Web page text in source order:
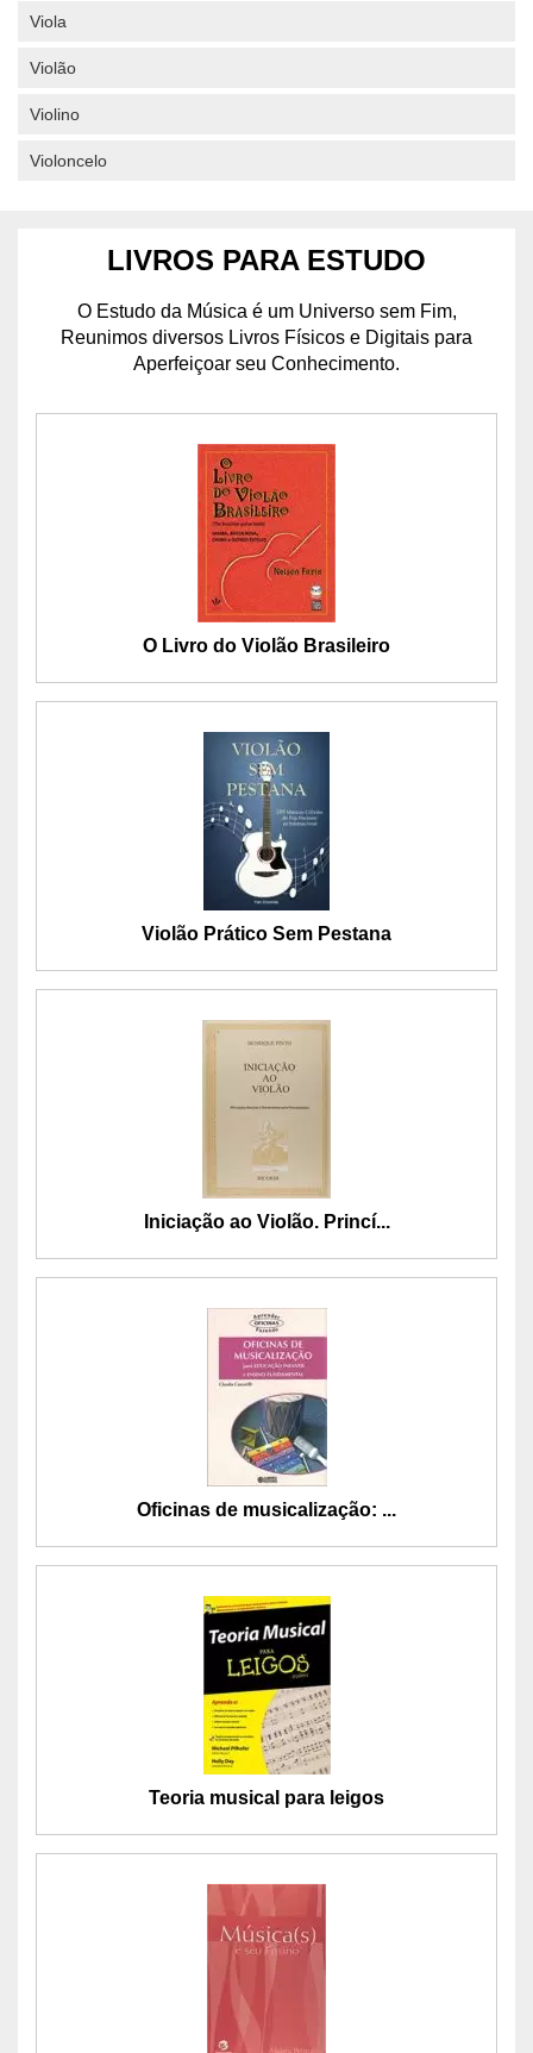
Viola
Violão
Violino
Violoncelo
LIVROS PARA ESTUDO
O Estudo da Música é um Universo sem Fim,
Reunimos diversos Livros Físicos e Digitais para
Aperfeiçoar seu Conhecimento.
O Livro do Violão Brasileiro
Violão Prático Sem Pestana
Iniciação ao Violão. Princí...
Oficinas de musicalização: ...
Teoria musical para leigos